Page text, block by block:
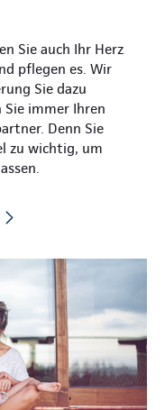
Sie auch Ihr Herz
pflegen es. Wir
Sie dazu
Sie immer Ihren
Denn Sie
zu wichtig, um